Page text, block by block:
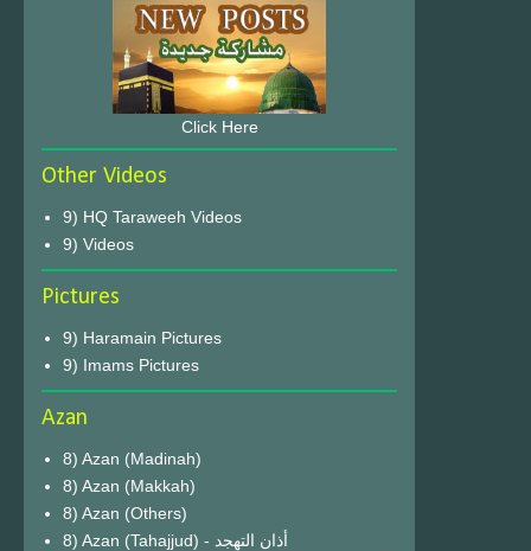
Click Here
Other Videos
9) HQ Taraweeh Videos
9) Videos
Pictures
9) Haramain Pictures
9) Imams Pictures
Azan
8) Azan (Madinah)
8) Azan (Makkah)
8) Azan (Others)
8) Azan (Tahajjud) - أذان التهجد